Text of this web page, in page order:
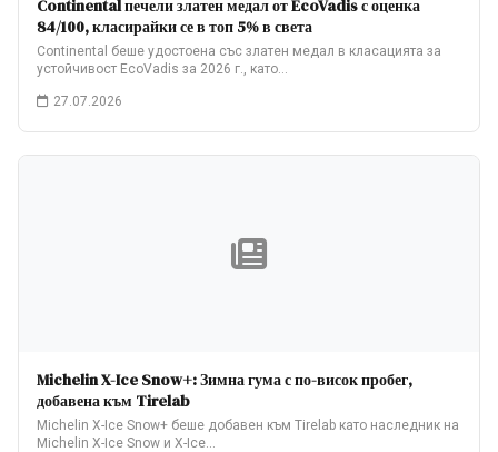
Continental печели златен медал от EcoVadis с оценка
84/100, класирайки се в топ 5% в света
Continental беше удостоена със златен медал в класацията за
устойчивост EcoVadis за 2026 г., като…
27.07.2026
Michelin X-Ice Snow+: Зимна гума с по-висок пробег,
добавена към Tirelab
Michelin X-Ice Snow+ беше добавен към Tirelab като наследник на
Michelin X-Ice Snow и X-Ice…